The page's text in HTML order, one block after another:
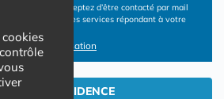
vous acceptez d’être contacté par mail
de résidences services répondant à votre
Conditions d'utilisation
EN RESIDENCE